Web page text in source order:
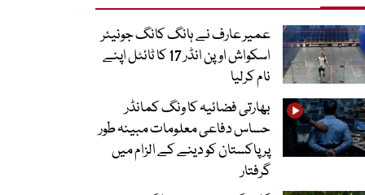
عمیر عارف نے ہانگ کانگ جونیئر
اسکواش اوپن انڈر 17 کا ٹائٹل اپنے
نام کرلیا
بھارتی فضائیہ کا ونگ کمانڈر
حساس دفاعی معلومات مبینہ طور
پر پاکستان کو دینے کے الزام میں
گرفتار